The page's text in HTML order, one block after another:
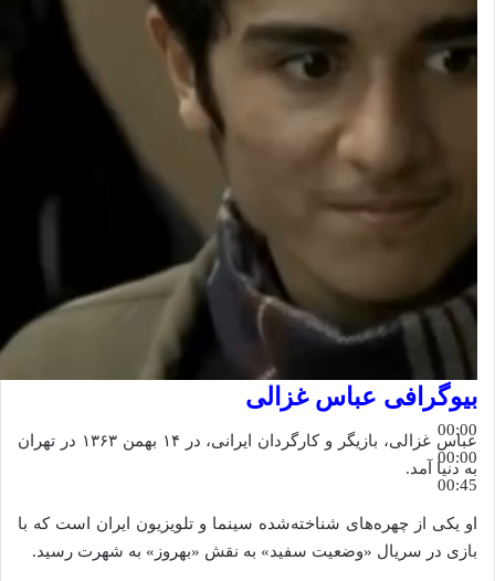
00:00
00:00
00:45
بیوگرافی عباس غزالی
عباس غزالی، بازیگر و کارگردان ایرانی، در ۱۴ بهمن ۱۳۶۳ در تهران
به دنیا آمد.
او یکی از چهره‌های شناخته‌شده سینما و تلویزیون ایران است که با
بازی در سریال «وضعیت سفید» به نقش «بهروز» به شهرت رسید.